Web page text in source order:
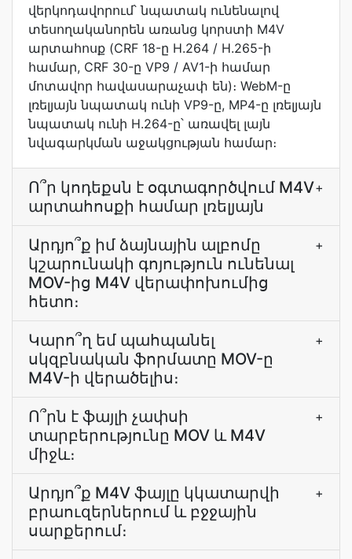
վերկոդավորում՝ նպատակ ունենալով
տեսողականորեն առանց կորստի M4V
արտահոսք (CRF 18-ը H.264 / H.265-ի
համար, CRF 30-ը VP9 / AV1-ի համար
մոտավոր հավասարաչափ են)։ WebM-ը
լռելյայն նպատակ ունի VP9-ը, MP4-ը լռելյայն
նպատակ ունի H.264-ը՝ առավել լայն
նվագարկման աջակցության համար։
Ո՞ր կոդեքսն է օգտագործվում M4V
արտահոսքի համար լռելյայն
+
Արդյո՞ք իմ ձայնային ալբոմը
կշարունակի գոյություն ունենալ
MOV-ից M4V վերափոխումից
հետո։
+
Կարո՞ղ եմ պահպանել
սկզբնական ֆորմատը MOV-ը
M4V-ի վերածելիս։
+
Ո՞րն է ֆայլի չափսի
տարբերությունը MOV և M4V
միջև։
+
Արդյո՞ք M4V ֆայլը կկատարվի
բրաուզերներում և բջջային
սարքերում։
+